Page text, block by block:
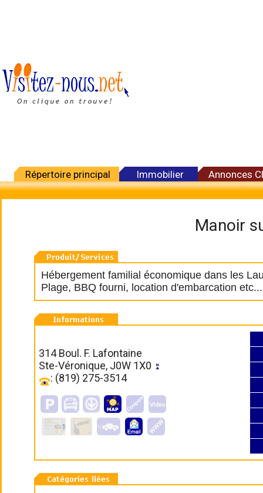
Répertoire principal Immobilier Annonces
Manoir
Hébergement familial économique dans les
Plage, BBQ fourni, location d'embarcation etc...
314 Boul. F. Lafontaine
Ste-Véronique, J0W 1X0
: (819) 275-3514